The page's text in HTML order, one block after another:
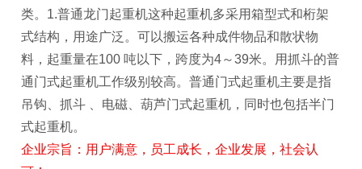
类。1.普通龙门起重机这种起重机多采用箱型式和桁架
式结构，用途广泛。可以搬运各种成件物品和散状物
料，起重量在100 吨以下，跨度为4～39米。用抓斗的普
通门式起重机工作级别较高。普通门式起重机主要是指
吊钩、抓斗 、电磁、葫芦门式起重机，同时也包括半门
式起重机。
企业宗旨：用户满意，员工成长，企业发展，社会认